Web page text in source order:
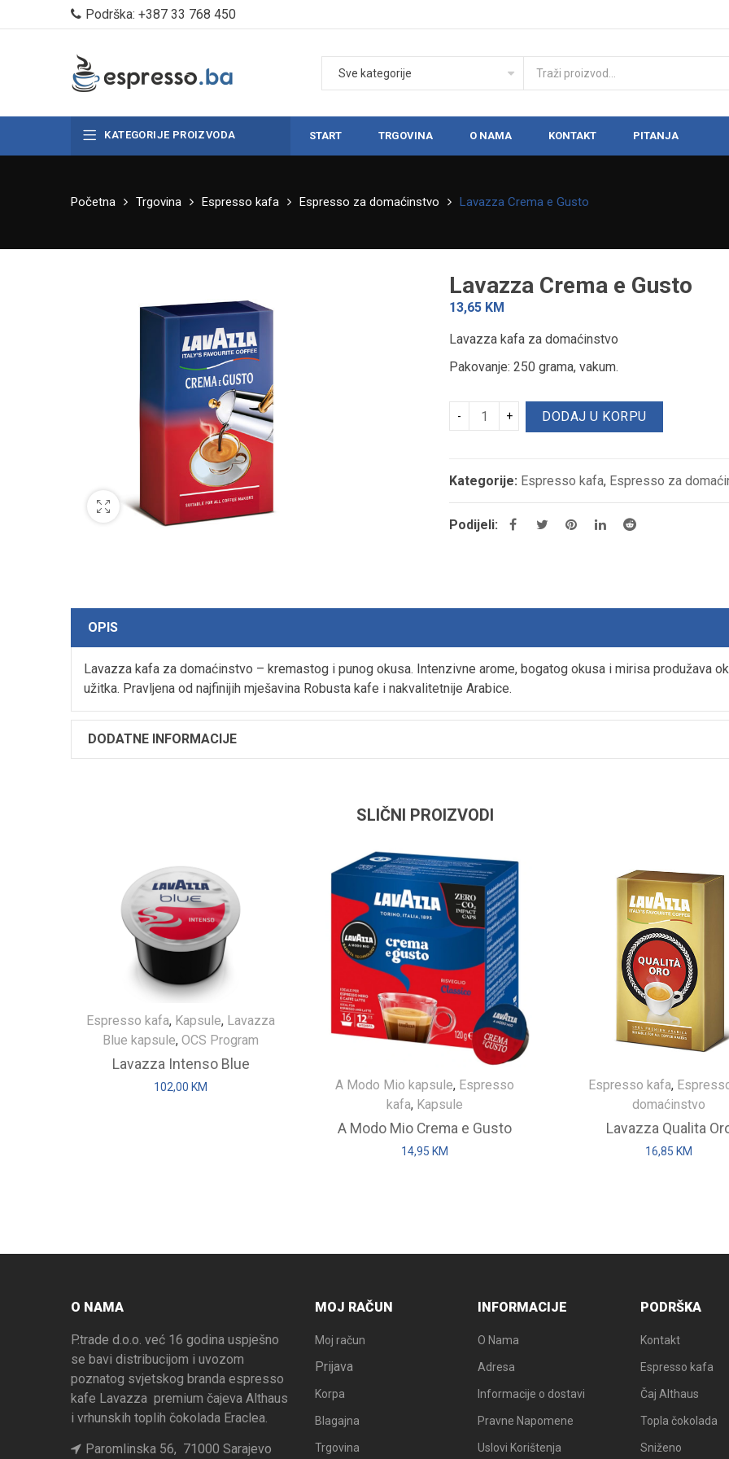
Podrška: +387 33 768 450
KATEGORIJE PROIZVODA START TRGOVINA O NAMA KONTAKT PITANJA
Početna Trgovina Espresso kafa Espresso za domaćinstvo Lavazza Crema e Gusto
Lavazza Crema e Gusto
13,65 KM
Lavazza kafa za domaćinstvo
Pakovanje: 250 grama, vakum.
DODAJ U KORPU
Kategorije: Espresso kafa, Espresso za
Podijeli:
OPIS
Lavazza kafa za domaćinstvo – kremastog i punog okusa. Intenzivne arome, bogatog okusa i mirisa produžava
užitka. Pravljena od najfinijih mješavina Robusta kafe i nakvalitetnije Arabice.
DODATNE INFORMACIJE
SLIČNI PROIZVODI
Espresso kafa, Kapsule, Lavazza
Blue kapsule, OCS Program
Lavazza Intenso Blue
102,00 KM A Modo Mio kapsule, Espresso
kafa, Kapsule
A Modo Mio Crema e Gusto
14,95 KM
Espresso kafa,
domaćinstvo
Lavazza Qualita
16,85 KM
Dark Soul Orange & Cinnamon
Lavazza Ricco Blue
A Modo Mio Passionale
14,95
Lavazza Qualita Oro
O NAMA
P.trade d.o.o. već 16 godina uspješno
se bavi distribucijom i uvozom
poznatog svjetskog branda espresso
kafe Lavazza premium čajeva Althaus
i vrhunskih toplih čokolada Eraclea.
Paromlinska 56, 71000 Sarajevo
MOJ RAČUN
Moj račun
Prijava
Korpa
Blagajna
Trgovina
INFORMACIJE
O Nama
Adresa
Informacije o dostavi
Pravne Napomene
Uslovi Korištenja
PODRŠKA
Kontakt
Espresso kafa
Čaj Althaus
Topla čokolada
Sniženo